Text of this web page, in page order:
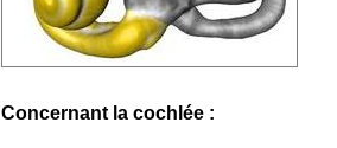
Concernant la cochlée :